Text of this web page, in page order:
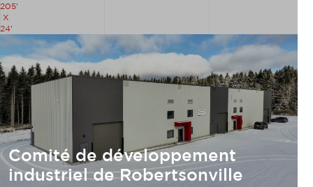
205'
X
24'
Comité de développement
industriel de Robertsonville